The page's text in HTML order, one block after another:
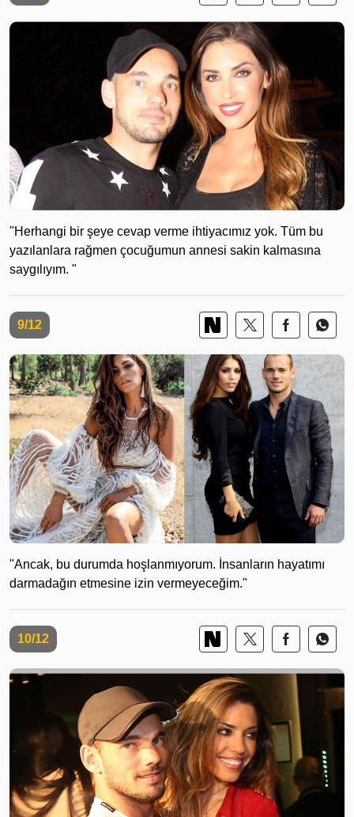
"Herhangi bir şeye cevap verme ihtiyacımız yok. Tüm bu
yazılanlara rağmen çocuğumun annesi sakin kalmasına
saygılıyım. "
9/12
"Ancak, bu durumda hoşlanmıyorum. İnsanların hayatımı
darmadağın etmesine izin vermeyeceğim."
10/12